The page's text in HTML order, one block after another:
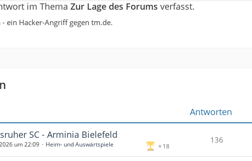
im Thema Zur Lage des Forums verfasst.
ein Hacker-Angriff gegen tm.de.
Antworten
SC - Arminia Bielefeld
18
um 22:09 Heim- und Auswärtspiele 136